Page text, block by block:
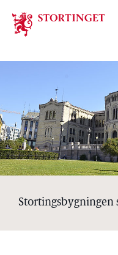
Stortinget.no
Stortingsbygningen